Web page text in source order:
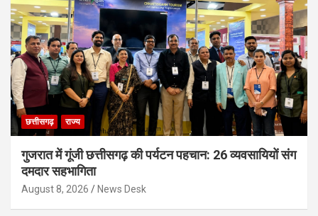
छत्तीसगढ़ राज्य
गुजरात में गूंजी छत्तीसगढ़ की पर्यटन पहचान: 26 व्यवसायियों संग
दमदार सहभागिता
August 8, 2026 News Desk